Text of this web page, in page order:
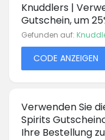
Knuddlers |
Gutschein, um
Gefunden auf:
CODE ANZEIGEN
Verwenden Sie
Spirits
Ihre Bestellung